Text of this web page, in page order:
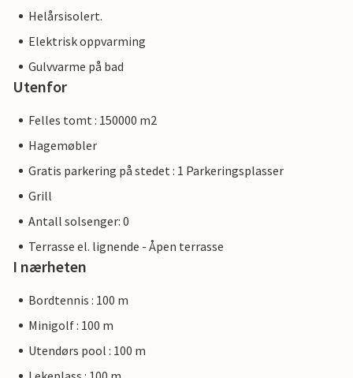
Helårsisolert.
Elektrisk oppvarming
Gulvvarme på bad
Utenfor
Felles tomt : 150000 m2
Hagemøbler
Gratis parkering på stedet : 1 Parkeringsplasser
Grill
Antall solsenger: 0
Terrasse el. lignende - Åpen terrasse
I nærheten
Bordtennis : 100 m
Minigolf : 100 m
Utendørs pool : 100 m